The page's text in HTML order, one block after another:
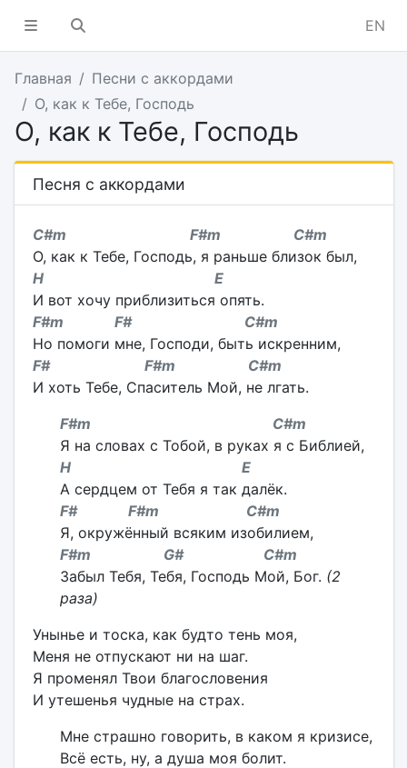
EN
Главная
Песни с аккордами
О, как к Тебе, Господь
О, как к Тебе, Господь
Песня с аккордами
C#m F#m C#m
О, как к Тебе, Господь, я раньше близок был,
H E
И вот хочу приблизиться опять.
F#m F# C#m
Но помоги мне, Господи, быть искренним,
F# F#m C#m
И хоть Тебе, Спаситель Мой, не лгать.
F#m C#m
Я на словах с Тобой, в руках я с Библией,
H E
А сердцем от Тебя я так далёк.
F# F#m C#m
Я, окружённый всяким изобилием,
F#m G# C#m
Забыл Тебя, Тебя, Господь Мой, Бог. (2
раза)
Унынье и тоска, как будто тень моя,
Меня не отпускают ни на шаг.
Я променял Твои благословения
И утешенья чудные на страх.
Мне страшно говорить, в каком я кризисе,
Всё есть, ну, а душа моя болит.